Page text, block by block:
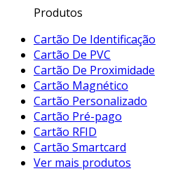
Produtos
Cartão De Identificação
Cartão De PVC
Cartão De Proximidade
Cartão Magnético
Cartão Personalizado
Cartão Pré-pago
Cartão RFID
Cartão Smartcard
Ver mais produtos